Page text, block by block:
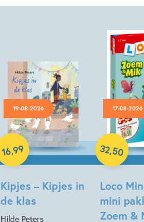
19-08-2026
Kipjes – Kipjes in
de klas
Hilde Peters
16,99
Hardcover
17-08-2026
Loco
mini
Zoem &
32,50
Paperback